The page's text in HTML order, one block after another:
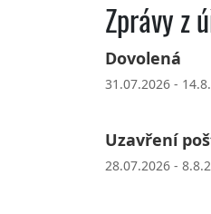
Zprávy z
Dovolená
31.07.2026 -
Uzavření
28.07.2026 -